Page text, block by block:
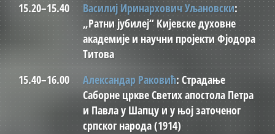
15.20–15.40
Василиј Иринархович Уљановски:
„Ратни јубилеј“ Кијевске духовне
академије и научни пројекти Фјодора
Титова
15.40–16.00
Александар Раковић: Страдање
Саборне цркве Светих апостола Петра
и Павла у Шапцу и у њој заточеног
српског народа (1914)